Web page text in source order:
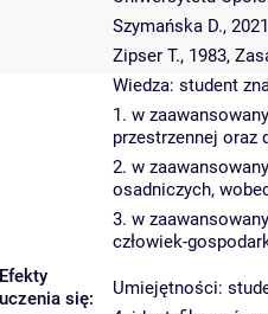
Szymańska D.,
Zipser T., 1983,
Efekty
uczenia się:
Wiedza: student
1. w
przestrzennej oraz
2. w
osadniczych,
3. w
człowiek-
Umiejętności: